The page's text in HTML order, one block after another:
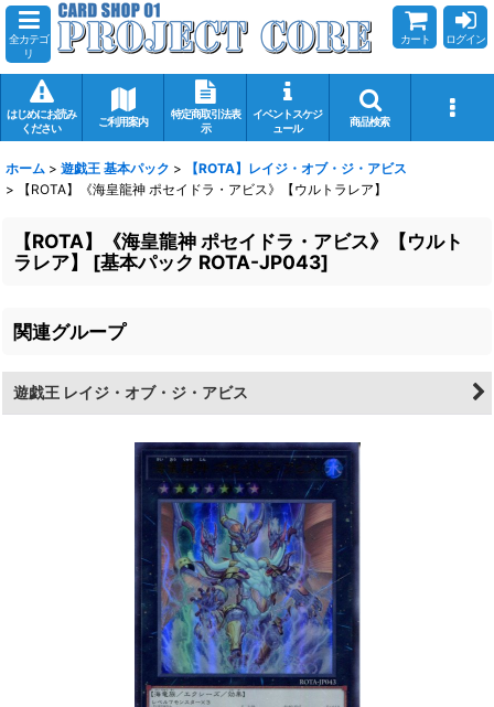
全カテゴ
リ
カート ログイン
はじめにお読み
ください
ご利用案内
特定商取引法表
示
イベントスケジ
ュール
商品検索
ホーム > 遊戯王 基本パック >
【ROTA】レイジ・オブ・ジ・アビス
>
【ROTA】《海皇龍神 ポセイドラ・アビス》【ウルトラレア】
【ROTA】《海皇龍神 ポセイドラ・アビス》【ウルト
ラレア】
[基本パック ROTA-JP043]
関連グループ
遊戯王 レイジ・オブ・ジ・アビス